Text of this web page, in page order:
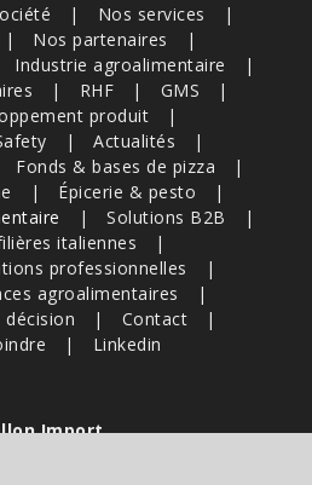
Nos services
Nos partenaires
Industrie agroalimentaire
RHF
GMS
produit
Actualités
Fonds & bases de pizza
Épicerie & pesto
Solutions B2B
italiennes
professionnelles
agroalimentaires
décision
Contact
Linkedin
Import